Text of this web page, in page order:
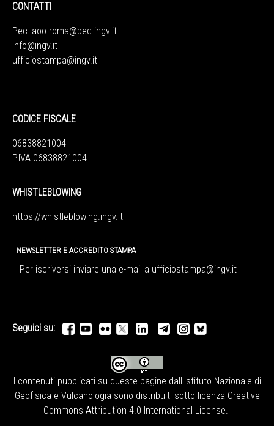
CONTATTI
Pec: aoo.roma@pec.ingv.it
info@ingv.it
ufficiostampa@ingv.it
CODICE FISCALE
06838821004
P.IVA 06838821004
WHISTLEBLOWING
https://whistleblowing.ingv.it
NEWSLETTER E ACCREDITO STAMPA
Per iscriversi inviare una e-mail a ufficiostampa@ingv.it
Seguici su:
I contenuti pubblicati su queste pagine dall' Istituto Nazionale di
Geofisica e Vulcanologia sono distribuiti sotto licenza Creative
Commons Attribution 4.0 International License.